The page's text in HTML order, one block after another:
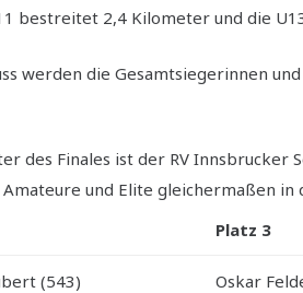
bestreitet 2,4 Kilometer und die
werden die Gesamtsiegerinnen
des Finales ist der RV Innsbrucker
und Elite gleichermaßen
Platz 3
(543) Oskar